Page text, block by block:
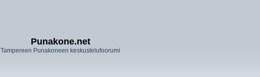
Punakone.net
Tampereen Punakoneen keskustelufoorumi